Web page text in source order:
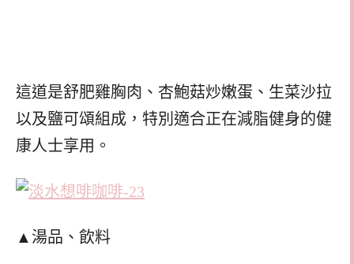
這道是舒肥雞胸肉、杏鮑菇炒嫩蛋、生菜沙拉
以及鹽可頌組成，特別適合正在減脂健身的健
康人士享用。
▲湯品、飲料